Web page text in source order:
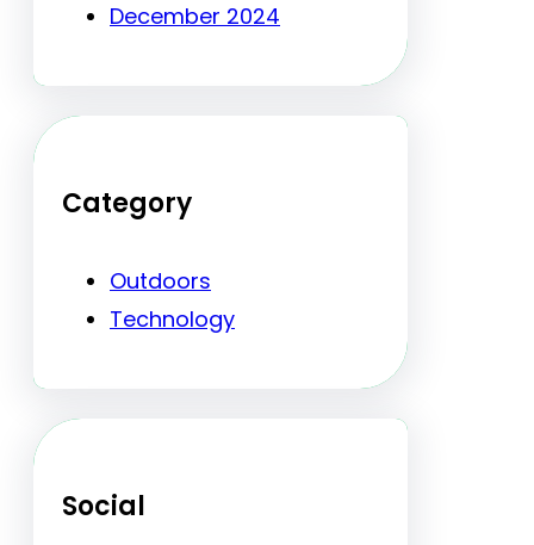
December 2024
Category
Outdoors
Technology
Social